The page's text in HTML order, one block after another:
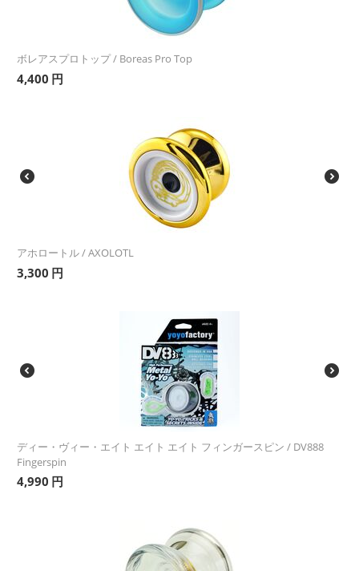
ボレアスプロトップ / Boreas Pro Top
4,400 円
アホロートル / AXOLOTL
3,300 円
ディー・ヴィー・エイト エイト エイト フィンガースピン / DV888
Fingerspin
4,990 円